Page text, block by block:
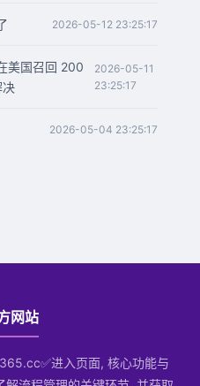
2026-05-12 23:25:17
美国召回 200
决
2026-05-11
23:25:17
2026-05-04 23:25:17
网站
进入页面, 核心功能与